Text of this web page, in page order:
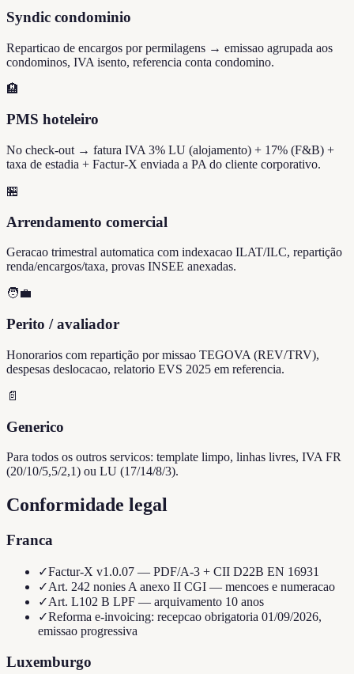
Syndic condominio
Reparticao de encargos por permilagens → emissao agrupada aos
condominos, IVA isento, referencia conta condomino.
🏨
PMS hoteleiro
No check-out → fatura IVA 3% LU (alojamento) + 17% (F&B) +
taxa de estadia + Factur-X enviada a PA do cliente corporativo.
🏪
Arrendamento comercial
Geracao trimestral automatica com indexacao ILAT/ILC, repartição
renda/encargos/taxa, provas INSEE anexadas.
🧑‍💼
Perito / avaliador
Honorarios com repartição por missao TEGOVA (REV/TRV),
despesas deslocacao, relatorio EVS 2025 em referencia.
📄
Generico
Para todos os outros servicos: template limpo, linhas livres, IVA FR
(20/10/5,5/2,1) ou LU (17/14/8/3).
Conformidade legal
Franca
✓Factur-X v1.0.07 — PDF/A-3 + CII D22B EN 16931
✓Art. 242 nonies A anexo II CGI — mencoes e numeracao
✓Art. L102 B LPF — arquivamento 10 anos
✓Reforma e-invoicing: recepcao obrigatoria 01/09/2026,
emissao progressiva
Luxemburgo